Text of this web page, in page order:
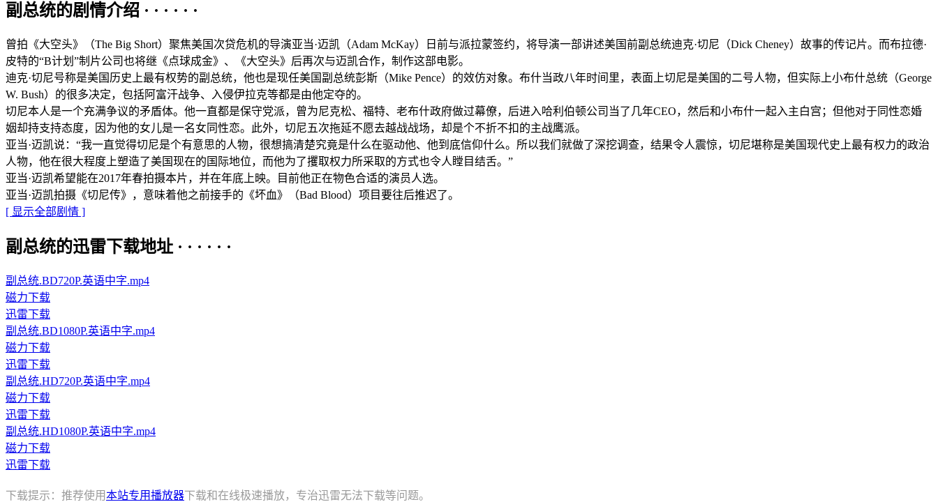
副总统的剧情介绍 · · · · · ·
曾拍《大空头》（The Big Short）聚焦美国次贷危机的导演亚当·迈凯（Adam McKay）日前与派拉蒙签约，将导演一部讲述美国前副总统迪克·切尼（Dick Cheney）故事的传记片。而布拉德·
皮特的“B计划”制片公司也将继《点球成金》、《大空头》后再次与迈凯合作，制作这部电影。
迪克·切尼号称是美国历史上最有权势的副总统，他也是现任美国副总统彭斯（Mike Pence）的效仿对象。布什当政八年时间里，表面上切尼是美国的二号人物，但实际上小布什总统（George
W. Bush）的很多决定，包括阿富汗战争、入侵伊拉克等都是由他定夺的。
切尼本人是一个充满争议的矛盾体。他一直都是保守党派，曾为尼克松、福特、老布什政府做过幕僚，后进入哈利伯顿公司当了几年CEO，然后和小布什一起入主白宫；但他对于同性恋婚
姻却持支持态度，因为他的女儿是一名女同性恋。此外，切尼五次拖延不愿去越战战场，却是个不折不扣的主战鹰派。
亚当·迈凯说：“我一直觉得切尼是个有意思的人物，很想搞清楚究竟是什么在驱动他、他到底信仰什么。所以我们就做了深挖调查，结果令人震惊，切尼堪称是美国现代史上最有权力的政治
人物，他在很大程度上塑造了美国现在的国际地位，而他为了攫取权力所采取的方式也令人瞠目结舌。”
亚当·迈凯希望能在2017年春拍摄本片，并在年底上映。目前他正在物色合适的演员人选。
亚当·迈凯拍摄《切尼传》，意味着他之前接手的《坏血》（Bad Blood）项目要往后推迟了。
[ 显示全部剧情 ]
副总统的迅雷下载地址 · · · · · ·
副总统.BD720P.英语中字.mp4
磁力下载
迅雷下载
副总统.BD1080P.英语中字.mp4
磁力下载
迅雷下载
副总统.HD720P.英语中字.mp4
磁力下载
迅雷下载
副总统.HD1080P.英语中字.mp4
磁力下载
迅雷下载
下载提示：推荐使用本站专用播放器下载和在线极速播放，专治迅雷无法下载等问题。